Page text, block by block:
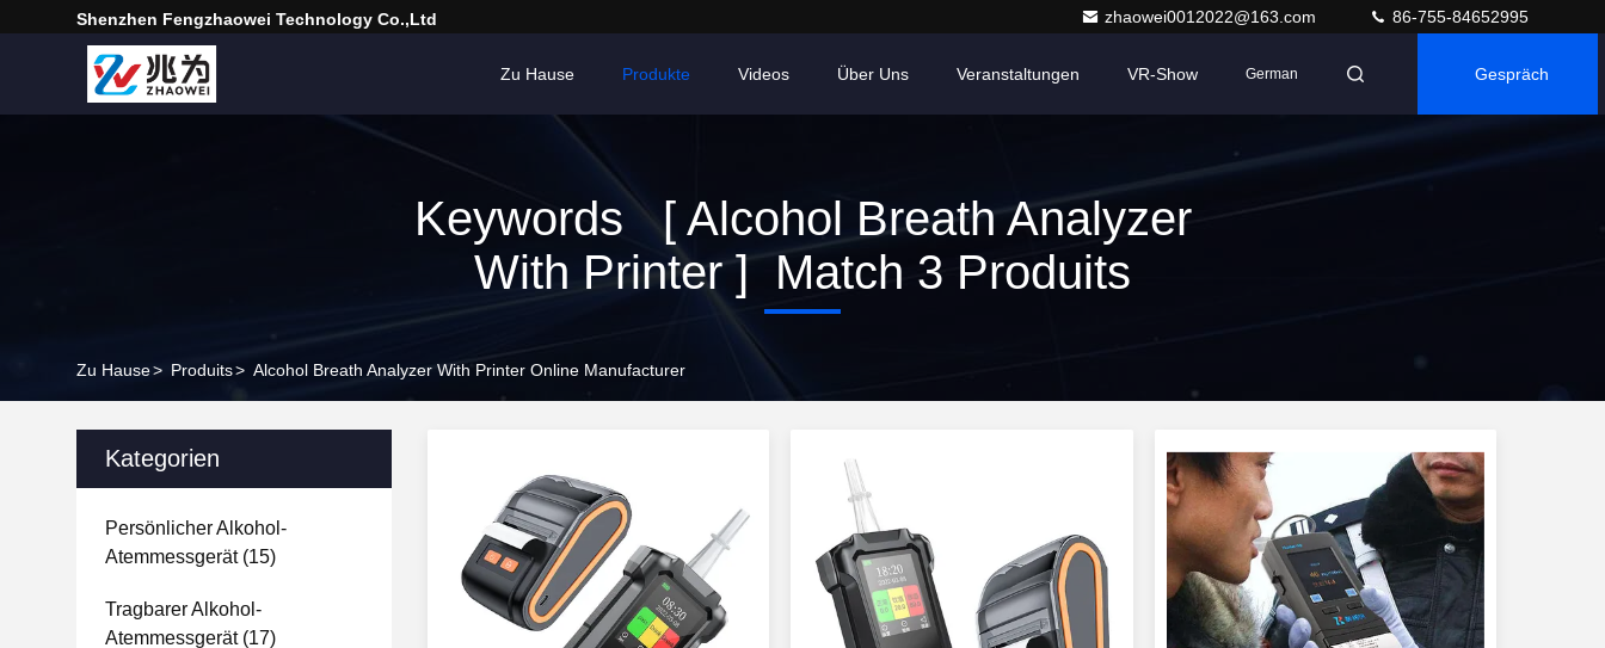
Shenzhen Fengzhaowei Technology Co.,Ltd zhaowei0012022@163.com 86-755-84652995
Zu Hause Produkte Videos Über Uns Veranstaltungen VR-Show German Gespräch
Keywords [ Alcohol Breath Analyzer
With Printer ] Match 3 Produits
Zu Hause> Produits> Alcohol Breath Analyzer With Printer Online Manufacturer
Kategorien
Persönlicher Alkohol-
Atemmessgerät(15)
Tragbarer Alkohol-
Atemmessgerät(17)